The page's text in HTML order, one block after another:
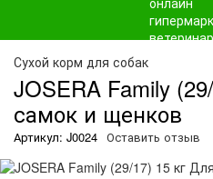
Сухой корм для собак
JOSERA Family
самок и щенков
Артикул: J0024 Оставить отзыв